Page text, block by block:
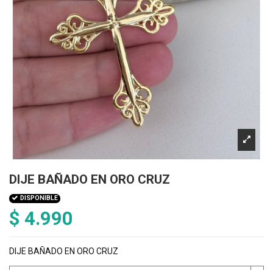
DIJE BAÑADO EN ORO CRUZ
DISPONIBLE
$ 4.990
DIJE BAÑADO EN ORO CRUZ